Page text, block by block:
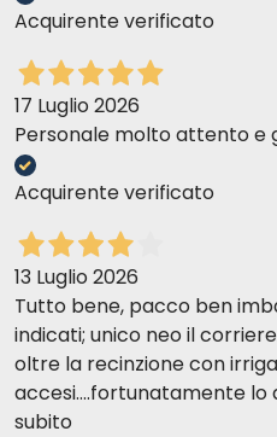
Acquirente verificato
17 Luglio 2026
Personale molto attento e
Acquirente verificato
13 Luglio 2026
Tutto bene, pacco ben
indicati; unico neo il
oltre la recinzione con
accesi....fortunatamente
subito